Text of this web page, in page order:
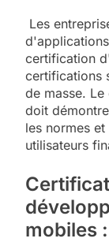
Les
certification
certifications
de masse.
doit
les normes
utilisateurs
mobiles :